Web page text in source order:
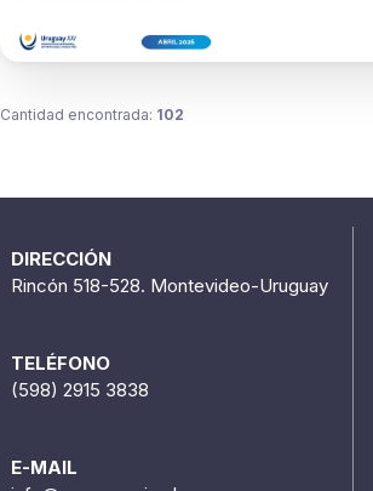
Cantidad encontrada: 102
DIRECCIÓN
Rincón 518-528. Montevideo-Uruguay
TELÉFONO
(598) 2915 3838
E-MAIL